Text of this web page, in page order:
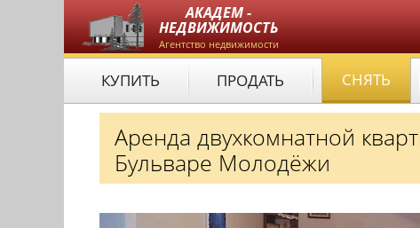
АКАДЕМ -
НЕДВИЖИМОСТЬ
Агентство недвижимости
КУПИТЬ ПРОДАТЬ СНЯТЬ
Аренда двухкомнатной
Бульваре Молодёжи